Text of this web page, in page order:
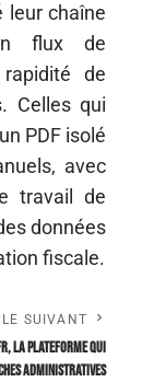
leur chaîne
flux de
de
Celles qui
PDF isolé
avec
travail de
données
fiscale.
SUIVANT
la plateforme qui
administratives